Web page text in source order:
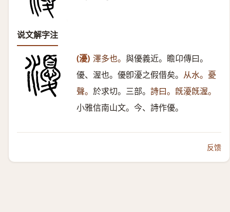
说文解字注
(瀀) 澤多也。 與優義近。瞻卬傳曰。
優、渥也。優卽瀀之假借矣。 从水。憂
聲。 於求切。三部。 詩曰。旣瀀旣渥。
小雅信南山文。今、詩作優。
反馈